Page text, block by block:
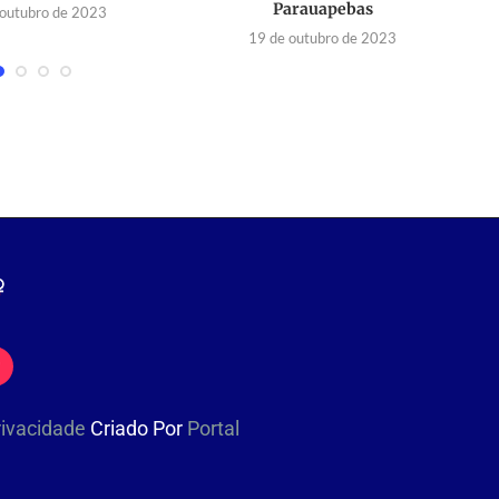
de 2023
Parauapebas
19 de outubro de 2023
Criado Por Portal